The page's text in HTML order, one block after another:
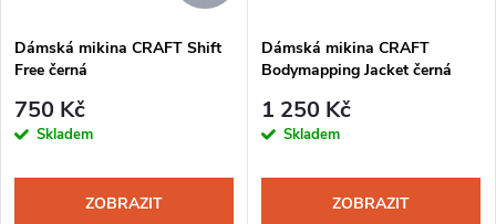
Dámská mikina CRAFT Shift
Free černá
750 Kč
Skladem
ZOBRAZIT
Dámská mikina CRAFT
Bodymapping Jacket černá
1 250 Kč
Skladem
ZOBRAZIT